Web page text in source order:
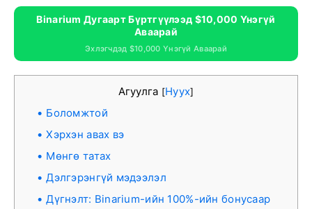
Binarium Дугаарт Бүртгүүлээд $10,000 Үнэгүй
Аваарай
Эхлэгчдэд $10,000 Үнэгүй Аваарай
Агуулга [Нуух]
Боломжтой
Хэрхэн авах вэ
Мөнгө татах
Дэлгэрэнгүй мэдээлэл
Дүгнэлт: Binarium-ийн 100%-ийн бонусаар